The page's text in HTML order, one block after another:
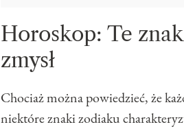
Horoskop: Te
zmysł
Chociaż można powiedzieć, że
niektóre znaki zodiaku